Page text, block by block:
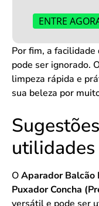
ENTRE
Por fim, a
pode ser ignorado.
limpeza rápida e
sua beleza por
utilidades
OAparador Balcão
Puxador Concha